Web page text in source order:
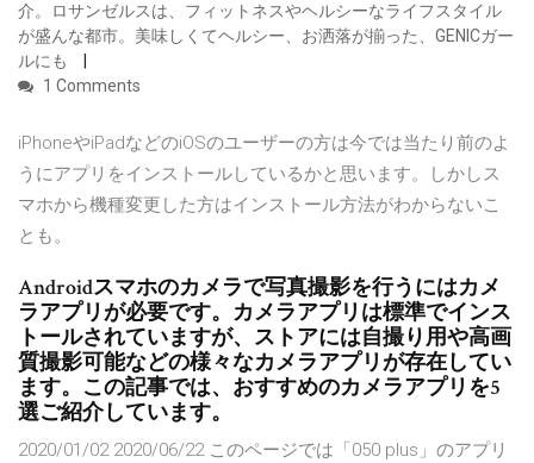
介。ロサンゼルスは、フィットネスやヘルシーなライフスタイル
が盛んな都市。美味しくてヘルシー、お洒落が揃った、GENICガー
ルにも
1 Comments
iPhoneやiPadなどのiOSのユーザーの方は今では当たり前のよ
うにアプリをインストールしているかと思います。しかしス
マホから機種変更した方はインストール方法がわからないこ
とも。
Androidスマホのカメラで写真撮影を行うにはカメ
ラアプリが必要です。カメラアプリは標準でインス
トールされていますが、ストアには自撮り用や高画
質撮影可能などの様々なカメラアプリが存在してい
ます。この記事では、おすすめのカメラアプリを5
選ご紹介しています。
2020/01/02 2020/06/22 このページでは「050 plus」のアプリ